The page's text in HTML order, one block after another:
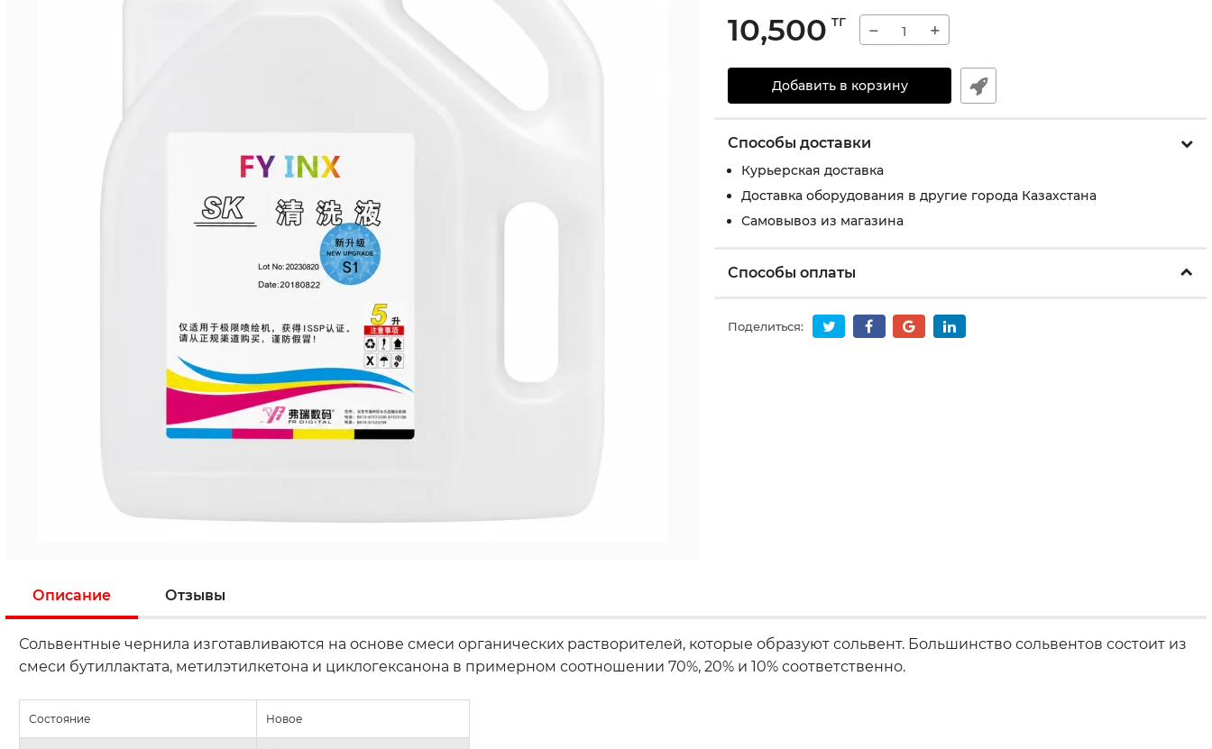
10,500 тг − +
Добавить в корзину
Способы доставки
Курьерская доставка
Доставка оборудования в другие города Казахстана
Самовывоз из магазина
Способы оплаты
Поделиться:
Описание Отзывы
Сольвентные чернила изготавливаются на основе смеси органических растворителей, которые образуют сольвент. Большинство сольвентов состоит из
смеси бутиллактата, метилэтилкетона и циклогексанона в примерном соотношении 70%, 20% и 10% соответственно.
Состояние Новое